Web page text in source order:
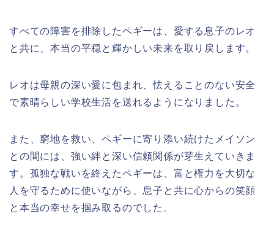
すべての障害を排除したペギーは、愛する息子のレオ
と共に、本当の平穏と輝かしい未来を取り戻します。
レオは母親の深い愛に包まれ、怯えることのない安全
で素晴らしい学校生活を送れるようになりました。
また、窮地を救い、ペギーに寄り添い続けたメイソン
との間には、強い絆と深い信頼関係が芽生えていきま
す。孤独な戦いを終えたペギーは、富と権力を大切な
人を守るために使いながら、息子と共に心からの笑顔
と本当の幸せを掴み取るのでした。